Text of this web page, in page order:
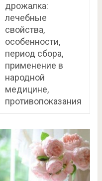
дрожалка:
лечебные
свойства,
особенности,
период сбора,
применение в
народной
медицине,
противопоказания